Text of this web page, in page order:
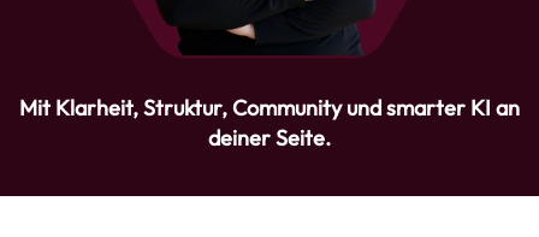
Mit Klarheit, Struktur, Community und smarter KI an
deiner Seite.